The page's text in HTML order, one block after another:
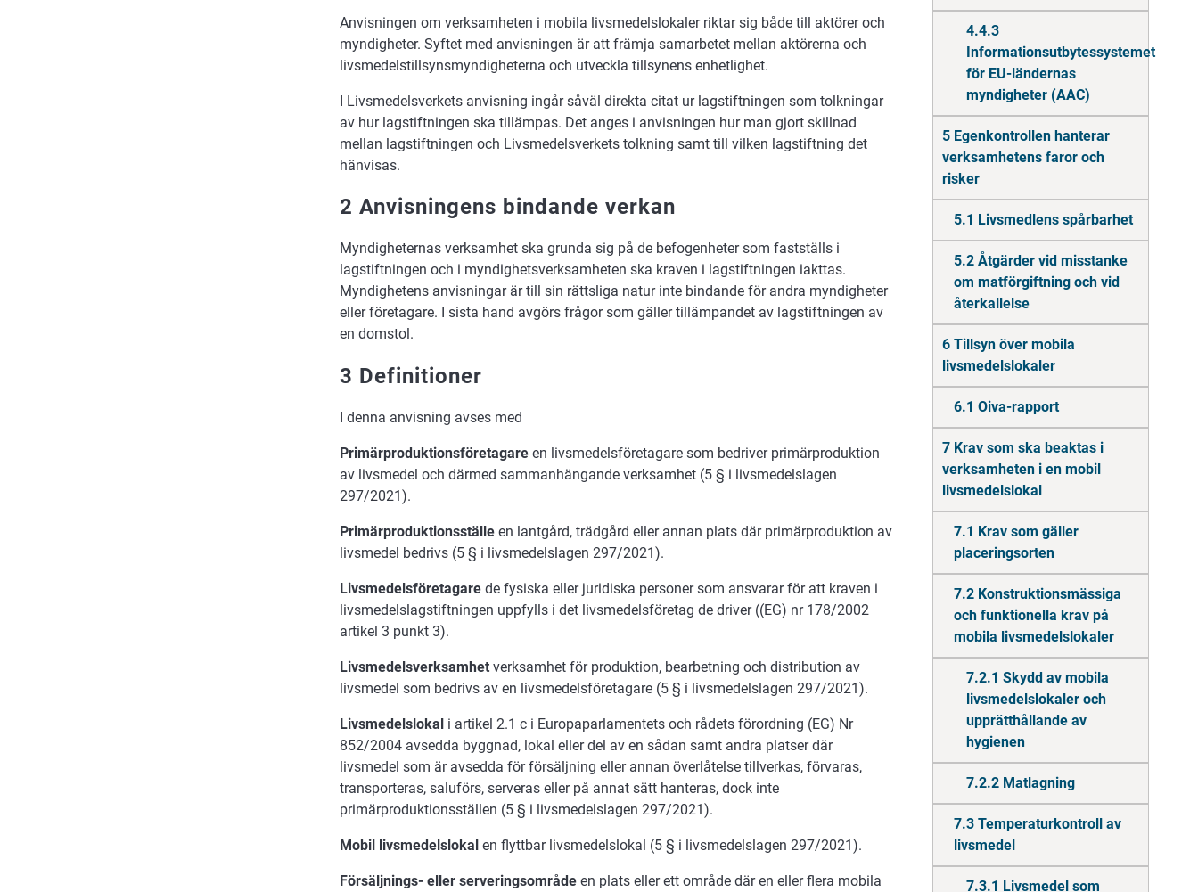
4.4.3
Informationsutbytessystemet
för EU-ländernas
myndigheter (AAC)
5 Egenkontrollen hanterar
verksamhetens faror och
risker
5.1 Livsmedlens spårbarhet
5.2 Åtgärder vid misstanke
om matförgiftning och vid
återkallelse
6 Tillsyn över mobila
livsmedelslokaler
6.1 Oiva-rapport
7 Krav som ska beaktas i
verksamheten i en mobil
livsmedelslokal
7.1 Krav som gäller
placeringsorten
7.2 Konstruktionsmässiga
och funktionella krav på
mobila livsmedelslokaler
7.2.1 Skydd av mobila
livsmedelslokaler och
upprätthållande av
hygienen
7.2.2 Matlagning
7.3 Temperaturkontroll av
livsmedel
7.3.1 Livsmedel som
Anvisningen om verksamheten i mobila livsmedelslokaler riktar sig både till aktörer och
myndigheter. Syftet med anvisningen är att främja samarbetet mellan aktörerna och
livsmedelstillsynsmyndigheterna och utveckla tillsynens enhetlighet.
I Livsmedelsverkets anvisning ingår såväl direkta citat ur lagstiftningen som tolkningar
av hur lagstiftningen ska tillämpas. Det anges i anvisningen hur man gjort skillnad
mellan lagstiftningen och Livsmedelsverkets tolkning samt till vilken lagstiftning det
hänvisas.
2 Anvisningens bindande verkan
Myndigheternas verksamhet ska grunda sig på de befogenheter som fastställs i
lagstiftningen och i myndighetsverksamheten ska kraven i lagstiftningen iakttas.
Myndighetens anvisningar är till sin rättsliga natur inte bindande för andra myndigheter
eller företagare. I sista hand avgörs frågor som gäller tillämpandet av lagstiftningen av
en domstol.
3 Definitioner
I denna anvisning avses med
Primärproduktionsföretagare en livsmedelsföretagare som bedriver primärproduktion
av livsmedel och därmed sammanhängande verksamhet (5 § i livsmedelslagen
297/2021).
Primärproduktionsställe en lantgård, trädgård eller annan plats där primärproduktion av
livsmedel bedrivs (5 § i livsmedelslagen 297/2021).
Livsmedelsföretagare de fysiska eller juridiska personer som ansvarar för att kraven i
livsmedelslagstiftningen uppfylls i det livsmedelsföretag de driver ((EG) nr 178/2002
artikel 3 punkt 3).
Livsmedelsverksamhet verksamhet för produktion, bearbetning och distribution av
livsmedel som bedrivs av en livsmedelsföretagare (5 § i livsmedelslagen 297/2021).
Livsmedelslokal i artikel 2.1 c i Europaparlamentets och rådets förordning (EG) Nr
852/2004 avsedda byggnad, lokal eller del av en sådan samt andra platser där
livsmedel som är avsedda för försäljning eller annan överlåtelse tillverkas, förvaras,
transporteras, saluförs, serveras eller på annat sätt hanteras, dock inte
primärproduktionsställen (5 § i livsmedelslagen 297/2021).
Mobil livsmedelslokal en flyttbar livsmedelslokal (5 § i livsmedelslagen 297/2021).
Försäljnings- eller serveringsområde en plats eller ett område där en eller flera mobila